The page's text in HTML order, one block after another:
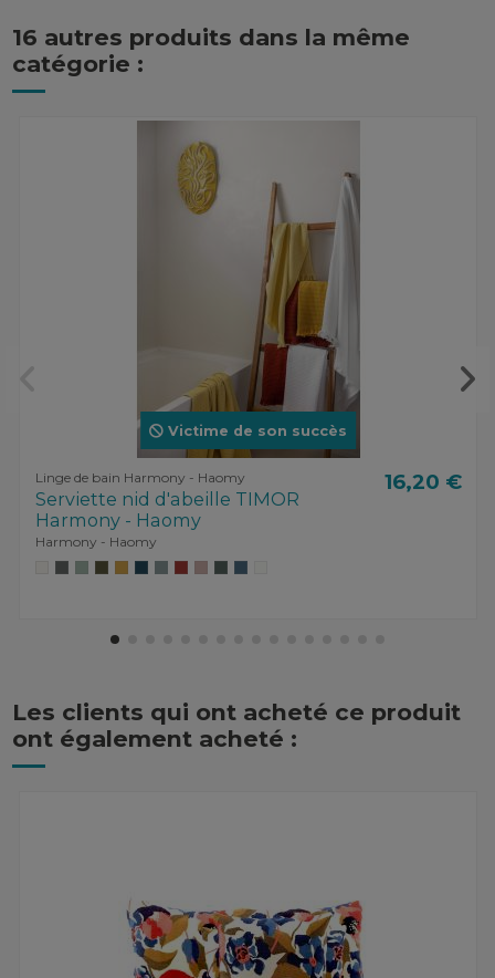
16 autres produits dans la même
catégorie :
Victime de son succès
Linge de bain Harmony - Haomy
Serviette nid d'abeille TIMOR
Harmony - Haomy
Harmony - Haomy
16,20 €
Les clients qui ont acheté ce produit
ont également acheté :